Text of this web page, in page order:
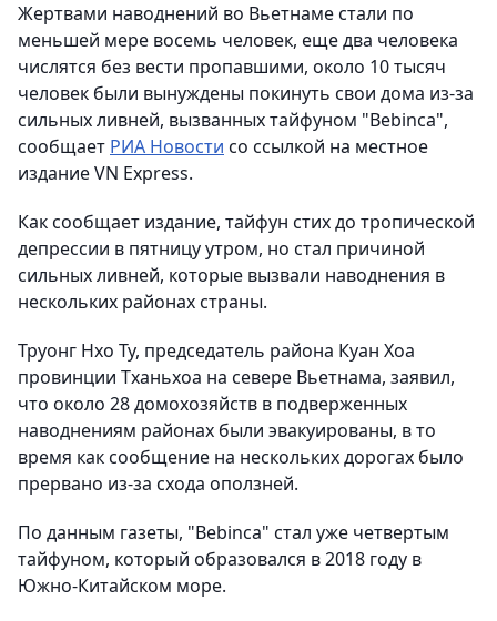
Жертвами наводнений во Вьетнаме стали по
меньшей мере восемь человек, еще два человека
числятся без вести пропавшими, около 10 тысяч
человек были вынуждены покинуть свои дома из-за
сильных ливней, вызванных тайфуном "Bebinca",
сообщает РИА Новости со ссылкой на местное
издание VN Express.
Как сообщает издание, тайфун стих до тропической
депрессии в пятницу утром, но стал причиной
сильных ливней, которые вызвали наводнения в
нескольких районах страны.
Труонг Нхо Ту, председатель района Куан Хоа
провинции Тханьхоа на севере Вьетнама, заявил,
что около 28 домохозяйств в подверженных
наводнениям районах были эвакуированы, в то
время как сообщение на нескольких дорогах было
прервано из-за схода оползней.
По данным газеты, "Bebinca" стал уже четвертым
тайфуном, который образовался в 2018 году в
Южно-Китайском море.